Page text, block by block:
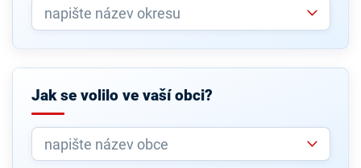
Jak se volilo ve vaší obci?